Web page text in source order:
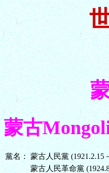
蒙古
黨名： 蒙古人民黨 (1921.2.15
蒙古人民革命黨